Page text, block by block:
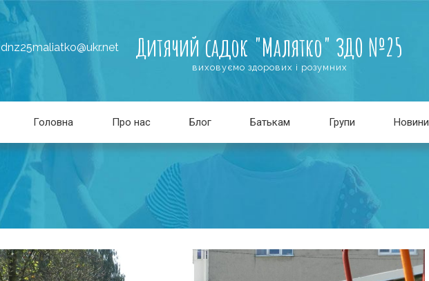
dnz25maliatko@ukr.net Дитячий садок "Малятко" ЗДО №25
виховуємо здорових і розумних
Головна Про нас Блог Батькам Групи Новини